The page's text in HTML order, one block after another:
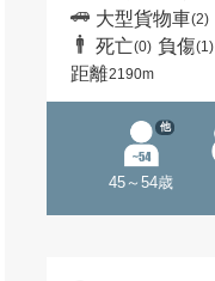
大型貨物車(2)
死亡(0) 負傷(1)
距離2190m
45～54歳
他